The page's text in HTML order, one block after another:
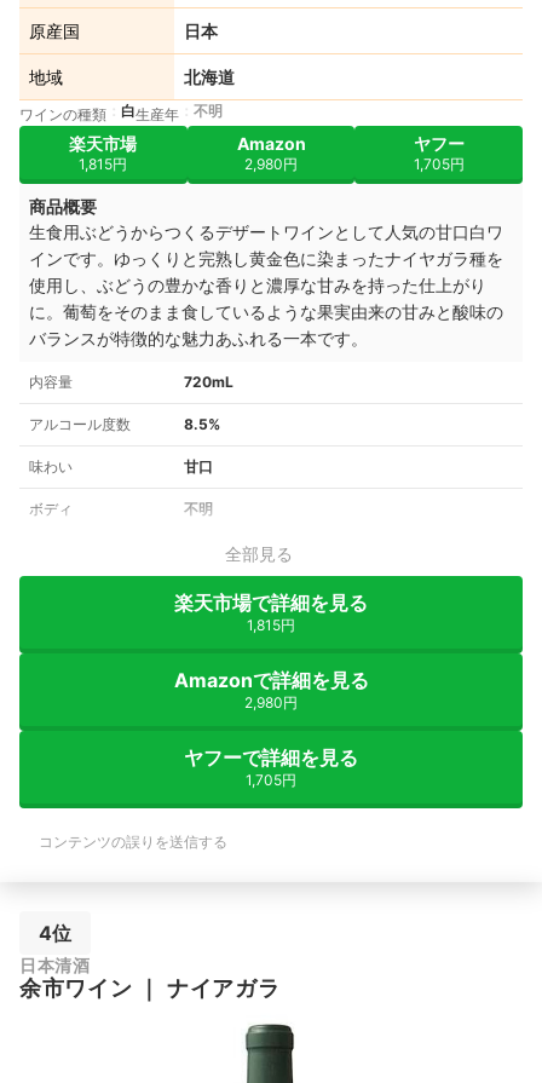
原産国 日本
地域 北海道
ワインの種類 白生産年 不明
楽天市場
1,815円
Amazon
2,980円
ヤフー
1,705円
商品概要
生食用ぶどうからつくるデザートワインとして人気の甘口白ワ
インです。ゆっくりと完熟し黄金色に染まったナイヤガラ種を
使用し、ぶどうの豊かな香りと濃厚な甘みを持った仕上がり
に。葡萄をそのまま食しているような果実由来の甘みと酸味の
バランスが特徴的な魅力あふれる一本です。
内容量 720mL
アルコール度数 8.5%
味わい 甘口
ボディ 不明
全部見る
楽天市場で詳細を見る
1,815円
Amazonで詳細を見る
2,980円
ヤフーで詳細を見る
1,705円
コンテンツの誤りを送信する
4位
日本清酒
余市ワイン ｜ ナイアガラ